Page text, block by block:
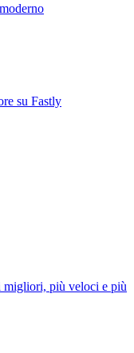
su Fastly
migliori, più veloci e più